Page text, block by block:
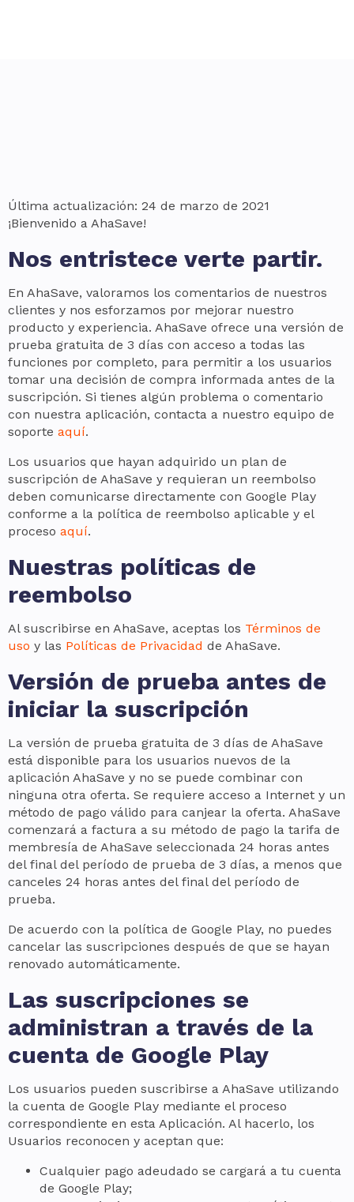
Última actualización: 24 de marzo de 2021
¡Bienvenido a AhaSave!
Nos entristece verte partir.
En AhaSave, valoramos los comentarios de nuestros
clientes y nos esforzamos por mejorar nuestro
producto y experiencia. AhaSave ofrece una versión de
prueba gratuita de 3 días con acceso a todas las
funciones por completo, para permitir a los usuarios
tomar una decisión de compra informada antes de la
suscripción. Si tienes algún problema o comentario
con nuestra aplicación, contacta a nuestro equipo de
soporte aquí.
Los usuarios que hayan adquirido un plan de
suscripción de AhaSave y requieran un reembolso
deben comunicarse directamente con Google Play
conforme a la política de reembolso aplicable y el
proceso aquí.
Nuestras políticas de
reembolso
Al suscribirse en AhaSave, aceptas los Términos de
uso y las Políticas de Privacidad de AhaSave.
Versión de prueba antes de
iniciar la suscripción
La versión de prueba gratuita de 3 días de AhaSave
está disponible para los usuarios nuevos de la
aplicación AhaSave y no se puede combinar con
ninguna otra oferta. Se requiere acceso a Internet y un
método de pago válido para canjear la oferta. AhaSave
comenzará a factura a su método de pago la tarifa de
membresía de AhaSave seleccionada 24 horas antes
del final del período de prueba de 3 días, a menos que
canceles 24 horas antes del final del período de
prueba.
De acuerdo con la política de Google Play, no puedes
cancelar las suscripciones después de que se hayan
renovado automáticamente.
Las suscripciones se
administran a través de la
cuenta de Google Play
Los usuarios pueden suscribirse a AhaSave utilizando
la cuenta de Google Play mediante el proceso
correspondiente en esta Aplicación. Al hacerlo, los
Usuarios reconocen y aceptan que:
Cualquier pago adeudado se cargará a tu cuenta
de Google Play;